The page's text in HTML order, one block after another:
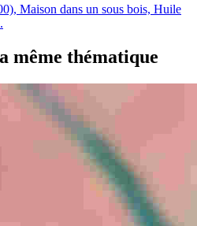
Maison dans un sous bois, Huile
même thématique